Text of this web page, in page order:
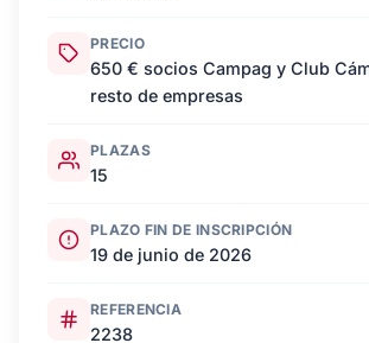
PRECIO
650 € socios Campag y Club
resto de empresas
PLAZAS
15
PLAZO FIN DE INSCRIPCIÓN
19 de junio de 2026
REFERENCIA
2238